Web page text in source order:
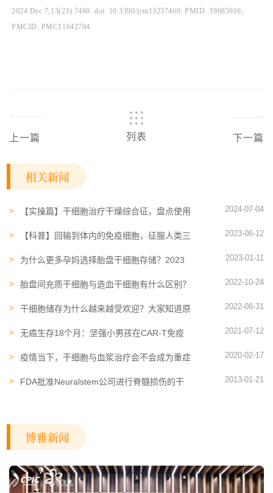
2024 Dec 7;13(23):7460. doi: 10.3390/jcm13237460. PMID: 39685916;
PMCID: PMC11642704.
上一篇 列表 下一篇
相关新闻
【实操篇】干细胞治疗干燥综合征，盘点使用
2024-07-04
【科普】回输到体内的免疫细胞，征服人类三
2023-06-12
为什么更多孕妈选择胎盘干细胞存储？2023
2023-01-11
胎盘间充质干细胞与造血干细胞有什么区别？
2022-10-24
干细胞储存为什么越来越受欢迎？大家知道原
2022-08-31
无癌生存18个月：坚强小男孩在CAR-T免疫
2021-07-12
疫情当下，干细胞与血浆治疗会不会成为重症
2020-02-17
FDA批准Neuralstem公司进行脊髓损伤的干
2013-01-21
博雅新闻